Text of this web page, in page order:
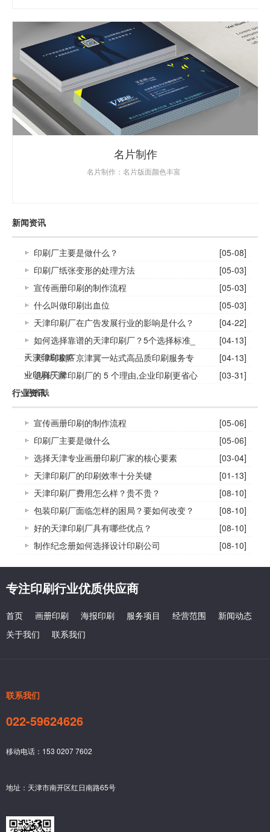
名片制作
名片制作：名片版面颜色丰富
新闻资讯
印刷厂主要是做什么？
[05-08]
印刷厂纸张变形的处理方法
[05-03]
宣传画册印刷的制作流程
[05-03]
什么叫做印刷出血位
[05-03]
天津印刷厂在广告发展行业的影响是什么？
[04-22]
如何选择靠谱的天津印刷厂？5个选择标准_
天津印刷攻略
[04-13]
天津印刷厂京津冀一站式高品质印刷服务专
业印刷厂家
[04-13]
选择天津印刷厂的 5 个理由,企业印刷更省心
更省钱
[03-31]
行业资讯
宣传画册印刷的制作流程
[05-06]
印刷厂主要是做什么
[05-06]
选择天津专业画册印刷厂家的核心要素
[03-04]
天津印刷厂的印刷效率十分关键
[01-13]
天津印刷厂费用怎么样？贵不贵？
[08-10]
包装印刷厂面临怎样的困局？要如何改变？
[08-10]
好的天津印刷厂具有哪些优点？
[08-10]
制作纪念册如何选择设计印刷公司
[08-10]
专注印刷行业优质供应商
首页 画册印刷 海报印刷 服务项目 经营范围
新闻动态
关于我们
联系我们
联系我们
022-59624626
移动电话：153 0207 7602
地址：天津市南开区红日南路65号